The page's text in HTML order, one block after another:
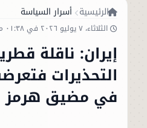
الرئيسية أسرار السياسة
الثلاثاء، ٧ يوليو ٢٠٢٦ في ٠١:٣٨ م
إيران: ناقلة
التحذيرات
في مضيق هرمز